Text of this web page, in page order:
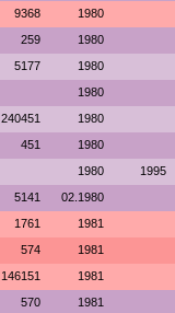
9368 1980
259 1980
5177 1980
1980
240451 1980
451 1980
1980 1995
5141 02.1980
1761 1981
574 1981
146151 1981
570 1981